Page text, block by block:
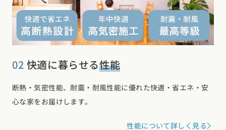
02 快適に暮らせる性能
断熱・気密性能、耐震・耐風性能に優れた快適・省エネ・安
心な家をお届けします。
性能について詳しく見る
お近くのイベントを探す